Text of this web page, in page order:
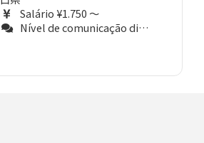
Salário ¥1.750 ～
Nível de comunicação diária (Aproximadamente N3)